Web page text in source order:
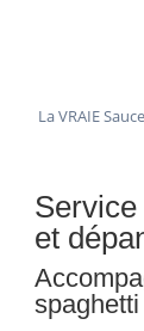
La VRAIE
et
spaghetti